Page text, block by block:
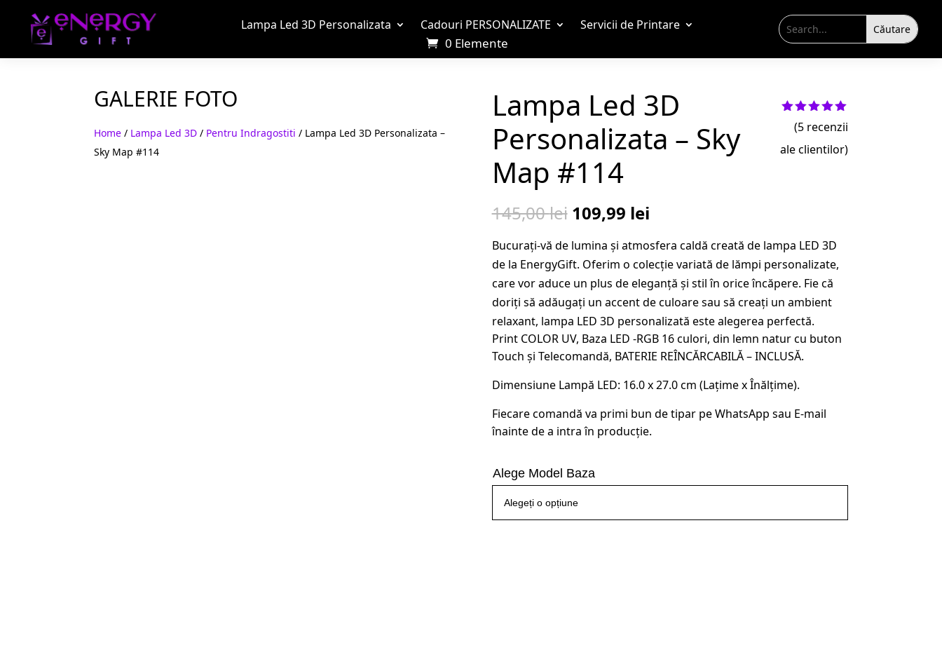
Lampa Led 3D Personalizata Cadouri PERSONALIZATE Servicii de Printare
0 Elemente
GALERIE FOTO
Home / Lampa Led 3D / Pentru Indragostiti / Lampa Led 3D Personalizata –
Sky Map #114
Lampa Led 3D
Personalizata – Sky
Map #114
Evaluat la
5.00din 5
pe baza a
evaluări
(5recenzii
ale clientilor)
145,00lei Prețul
a
fost:
145,00 lei.
109,99 leiPrețul
este:
109,99 lei.
Bucurați-vă de lumina și atmosfera caldă creată de lampa LED 3D
de la EnergyGift. Oferim o colecție variată de lămpi personalizate,
care vor aduce un plus de eleganță și stil în orice încăpere. Fie că
doriți să adăugați un accent de culoare sau să creați un ambient
relaxant, lampa LED 3D personalizată este alegerea perfectă.
Print COLOR UV, Baza LED -RGB 16 culori, din lemn natur cu buton
Touch și Telecomandă, BATERIE REÎNCĂRCABILĂ – INCLUSĂ.
Dimensiune Lampă LED: 16.0 x 27.0 cm (Lațime x Înălțime).
Fiecare comandă va primi bun de tipar pe WhatsApp sau E-mail
înainte de a intra în producție.
Alege Model Baza